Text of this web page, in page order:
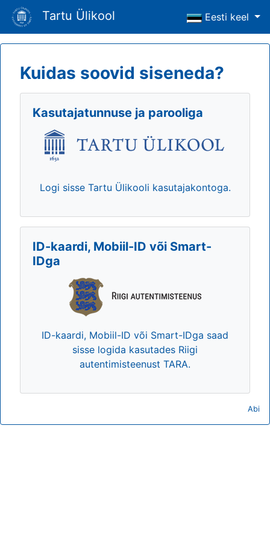
Tartu Ülikool Eesti keel
Kuidas soovid siseneda?
Kasutajatunnuse ja parooliga
Logi sisse Tartu Ülikooli kasutajakontoga.
ID-kaardi, Mobiil-ID või Smart-
IDga
ID-kaardi, Mobiil-ID või Smart-IDga saad
sisse logida kasutades Riigi
autentimisteenust TARA.
Abi